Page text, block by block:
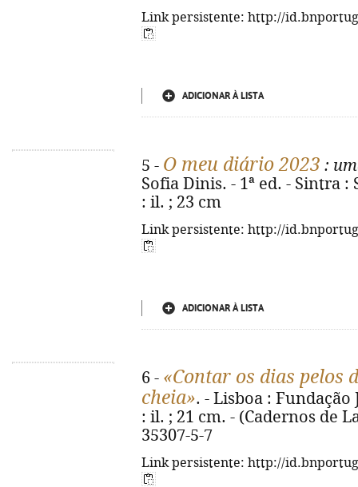
Link persistente: http://
ADICIONAR À LISTA
5 - O meu diário 2023 :
Sofia Dinis. - 1ª ed. - Sintra
: il. ; 23 cm
Link persistente: http://
ADICIONAR À LISTA
6 - «Contar os dias pelos
cheia». - Lisboa : Fundação
: il. ; 21 cm. - (Cadernos de
35307-5-7
Link persistente: http://